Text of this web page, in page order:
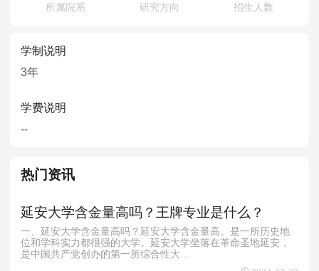
考试真题
报考经验 招生简章
MTA旅游管理
院校库
考试真题
所属院系 研究方向 招生人数
学制说明
3年
学费说明
--
热门资讯
延安大学含金量高吗？王牌专业是什么？
一、延安大学含金量高吗？延安大学含金量高。是一所历史地
位和学科实力都很强的大学。延安大学坐落在革命圣地延安，
是中国共产党创办的第一所综合性大...